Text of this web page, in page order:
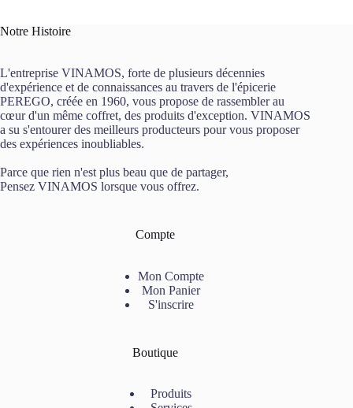
Notre Histoire
L'entreprise VINAMOS, forte de plusieurs décennies
d'expérience et de connaissances au travers de l'épicerie
PEREGO, créée en 1960, vous propose de rassembler au
cœur d'un même coffret, des produits d'exception. VINAMOS
a su s'entourer des meilleurs producteurs pour vous proposer
des expériences inoubliables.
Parce que rien n'est plus beau que de partager,
Pensez VINAMOS lorsque vous offrez.
Compte
Mon Compte
Mon Panier
S'inscrire
Boutique
Produits